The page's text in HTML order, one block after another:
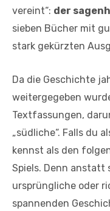
vereint“: der
sieben Bücher mit
stark gekürzten
Da die Geschichte
weitergegeben
Textfassungen,
„südliche“. Falls du
kennst als den
Spiels. Denn anstatt
ursprüngliche oder
spannenden